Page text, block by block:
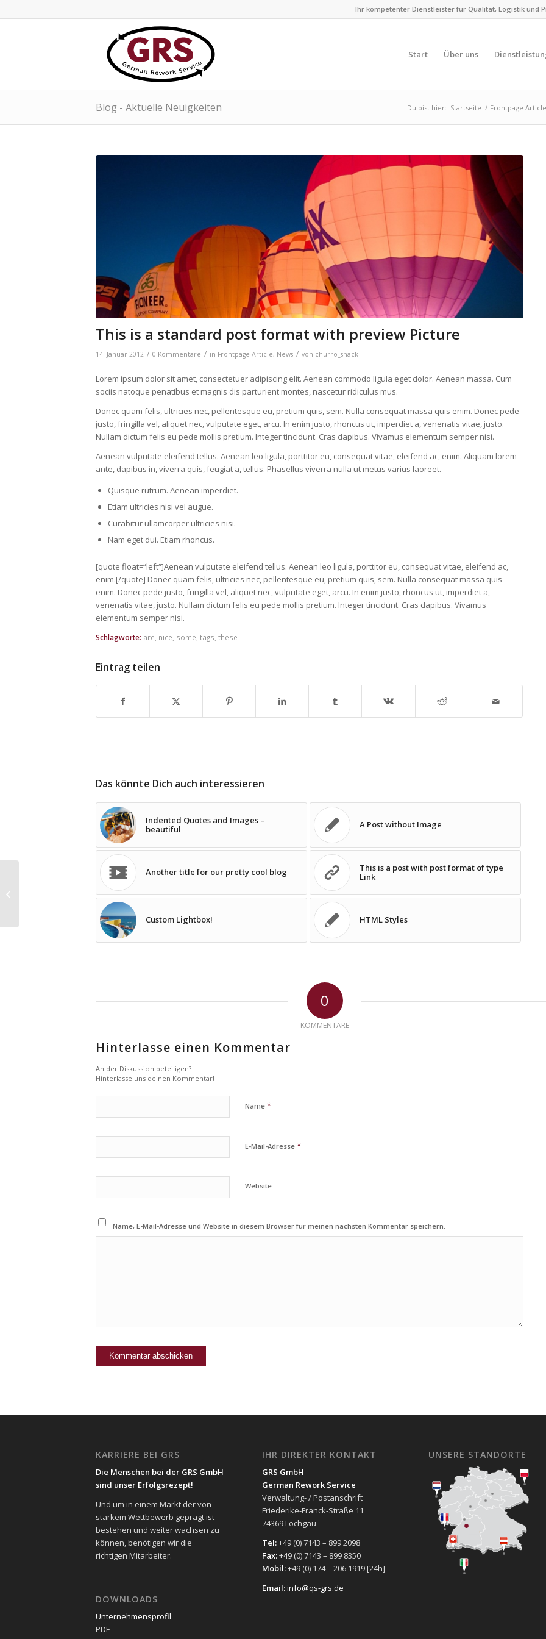
Ihr kompetenter Dienstleister für Qualität, Logistik und
Start Über uns
Blog - Aktuelle Neuigkeiten Du bist hier: Startseite / Frontpage Article
This is a standard post format with preview Picture
14. Januar 2012 / 0 Kommentare / in Frontpage Article, News / von churro_snack
Lorem ipsum dolor sit amet, consectetuer adipiscing elit. Aenean commodo ligula eget dolor. Aenean massa. Cum
sociis natoque penatibus et magnis dis parturient montes, nascetur ridiculus mus.
Donec quam felis, ultricies nec, pellentesque eu, pretium quis, sem. Nulla consequat massa quis enim. Donec pede
justo, fringilla vel, aliquet nec, vulputate eget, arcu. In enim justo, rhoncus ut, imperdiet a, venenatis vitae, justo.
Nullam dictum felis eu pede mollis pretium. Integer tincidunt. Cras dapibus. Vivamus elementum semper nisi.
Aenean vulputate eleifend tellus. Aenean leo ligula, porttitor eu, consequat vitae, eleifend ac, enim. Aliquam lorem
ante, dapibus in, viverra quis, feugiat a, tellus. Phasellus viverra nulla ut metus varius laoreet.
Quisque rutrum. Aenean imperdiet.
Etiam ultricies nisi vel augue.
Curabitur ullamcorper ultricies nisi.
Nam eget dui. Etiam rhoncus.
[quote float=“left“]Aenean vulputate eleifend tellus. Aenean leo ligula, porttitor eu, consequat vitae, eleifend ac,
enim.[/quote] Donec quam felis, ultricies nec, pellentesque eu, pretium quis, sem. Nulla consequat massa quis
enim. Donec pede justo, fringilla vel, aliquet nec, vulputate eget, arcu. In enim justo, rhoncus ut, imperdiet a,
venenatis vitae, justo. Nullam dictum felis eu pede mollis pretium. Integer tincidunt. Cras dapibus. Vivamus
elementum semper nisi.
Schlagworte: are nice some tags these
Eintrag teilen
Das könnte Dich auch interessieren
Indented Quotes and Images –
beautiful
A Post without Image
Another title for our pretty cool blog
This is a post with post format of type
Link
Custom Lightbox! HTML Styles
0
KOMMENTARE
Hinterlasse einen Kommentar
An der Diskussion beteiligen?
Hinterlasse uns deinen Kommentar!
Name *
E-Mail-Adresse *
Website
Name, E-Mail-Adresse und Website in diesem Browser für meinen nächsten Kommentar speichern.
KARRIERE BEI GRS
Die Menschen bei der GRS GmbH
sind unser Erfolgsrezept!
Und um in einem Markt der von
starkem Wettbewerb geprägt ist
bestehen und weiter wachsen zu
können, benötigen wir die
richtigen Mitarbeiter.
DOWNLOADS
Unternehmensprofil
PDF
IHR DIREKTER KONTAKT
GRS GmbH
German Rework Service
Verwaltung- / Postanschrift
Friederike-Franck-Straße 11
74369 Löchgau
Tel:+49 (0) 7143 – 899 2098
Fax:+49 (0) 7143 – 899 8350
Mobil:+49 (0) 174 – 206 1919 [24h]
Email:info@qs-grs.de
UNSERE STANDORTE
Post Formats is a theme feature
introduced with Version 3.1. Post